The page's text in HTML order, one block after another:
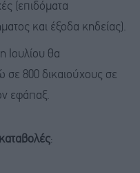
(επιδόματα
και έξοδα κηδείας).
Ιουλίου θα
σε 800 δικαιούχους σε
εφάπαξ.
: